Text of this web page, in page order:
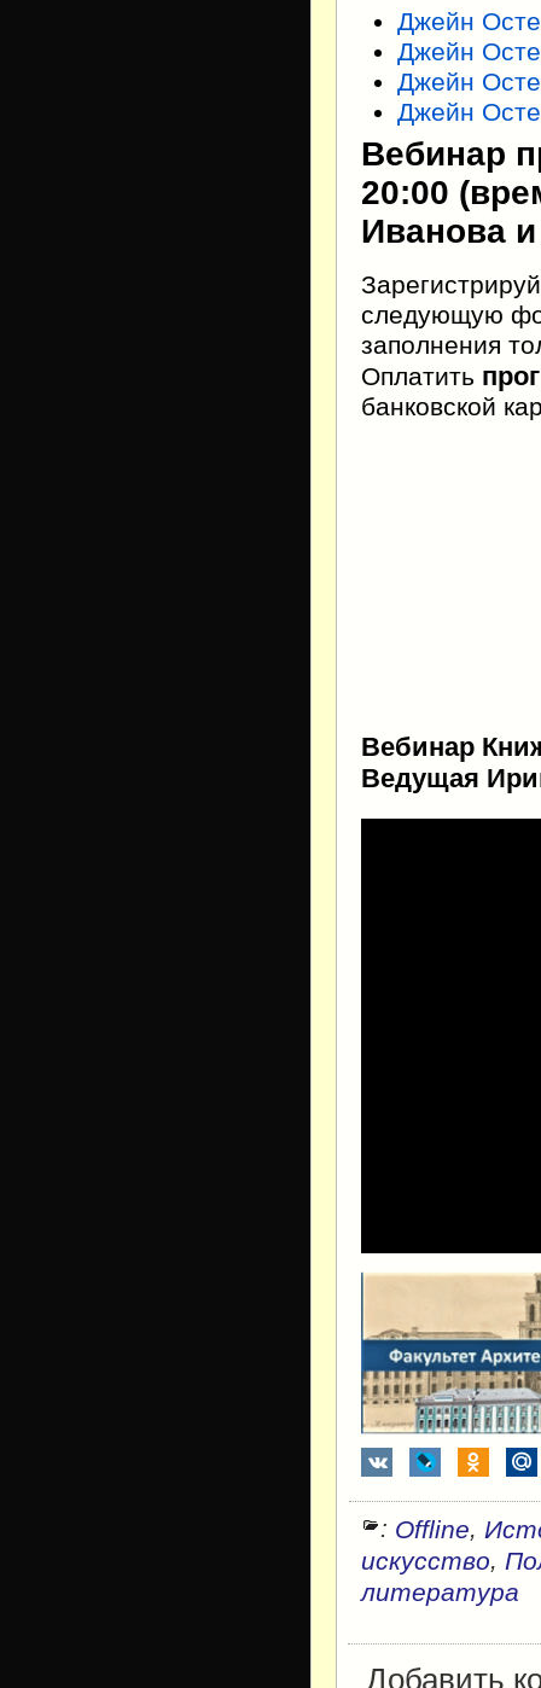
Джейн
Джейн
Джейн
Джейн
Вебинар
20:00
Иванова
следующую
заполнения
Оплатить
банковской
Вебинар
Ведущая
: Offline,
искусство,
литература
Добавить